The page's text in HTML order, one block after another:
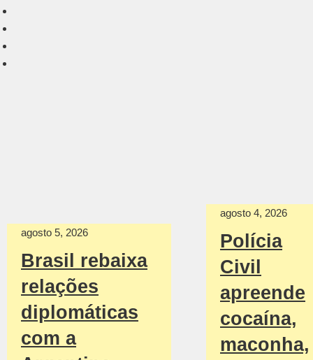
agosto 5, 2026
Brasil rebaixa
relações
diplomáticas
com a
agosto 4, 2026
Polícia
Civil
apreende
cocaína,
maconha,